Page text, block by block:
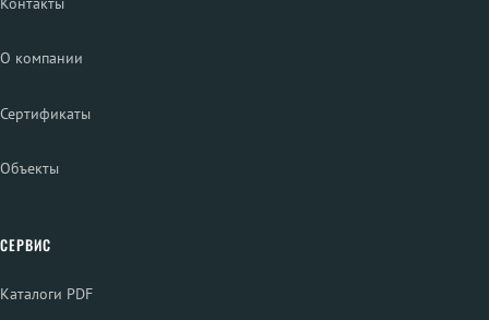
О компании
Сертификаты
Объекты
СЕРВИС
Каталоги PDF